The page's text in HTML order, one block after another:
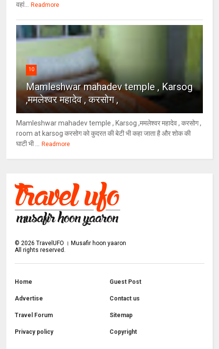
वहां...
Readmore
10
Mamleshwar mahadev temple , Karsog
,ममलेश्वर महादेव , करसोग ,
Mamleshwar mahadev temple , Karsog ,ममलेश्वर महादेव , करसोग ,
room at karsog करसोग को कुदरत की बेटी भी कहा जाता है और शोक की
घाटी भी ...
Readmore
©2026 TravelUFO । Musafir hoon yaaron
All rights reserved.
Home Guest Post
Advertise Contact us
Travel Forum Sitemap
Privacy policy Copyright